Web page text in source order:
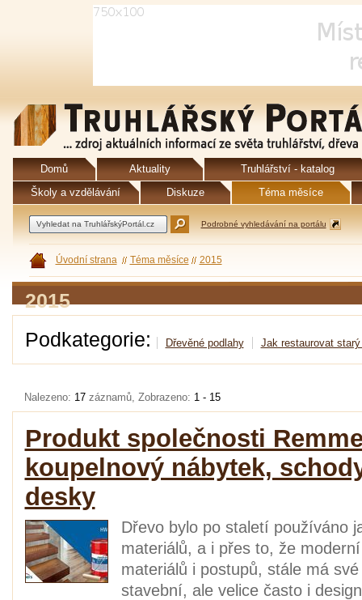
Domů Aktuality
Truhlářství - katalog
Školy a vzdělávání
Diskuze Téma měsíce
Podrobné vyhledávání na portálu
Úvodní strana Téma měsíce 2015
2015
Podkategorie:
Dřevěné podlahy Jak restaurovat
Nalezeno: 17 záznamů, Zobrazeno: 1 - 15
Produkt společnosti
koupelnový nábytek,
desky
Dřevo bylo po staletí používáno
materiálů, a i přes to, že
materiálů i postupů, stále má
stavební, ale velice často i